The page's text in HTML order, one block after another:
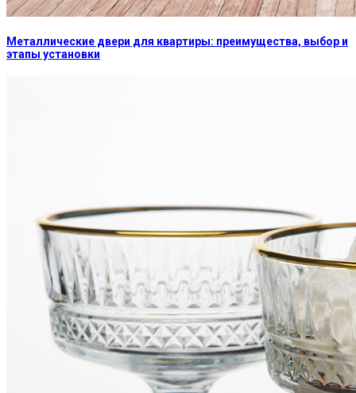
Металлические двери для квартиры: преимущества, выбор и
этапы установки